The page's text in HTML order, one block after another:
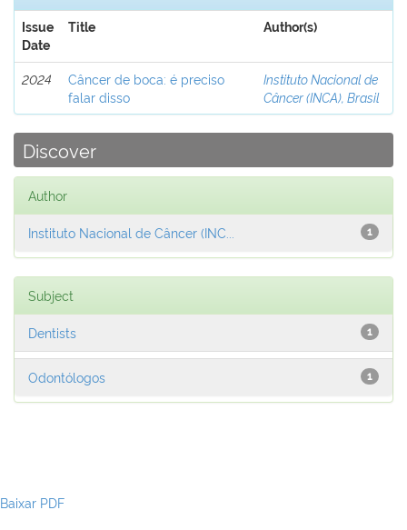
Issue
Date
Title Author(s)
2024
Câncer de boca: é preciso
falar disso
Instituto Nacional de
Câncer (INCA), Brasil
Discover
Author
1
Instituto Nacional de Câncer (INC...
Subject
1
Dentists
1
Odontólogos
Baixar PDF